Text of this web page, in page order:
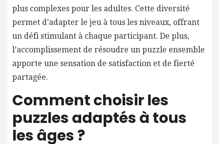
plus complexes pour les adultes. Cette diversité
permet d’adapter le jeu à tous les niveaux, offrant
un défi stimulant à chaque participant. De plus,
l’accomplissement de résoudre un puzzle ensemble
apporte une sensation de satisfaction et de fierté
partagée.
Comment choisir les
puzzles adaptés à tous
les âges ?